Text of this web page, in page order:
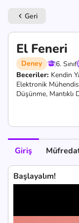
keyboard_arrow_left Geri
El Feneri
Deney 6. Sınıf
Beceriler: Kendin
Elektronik
Düşünme, Mantıklı
Giriş
Başlayalım!